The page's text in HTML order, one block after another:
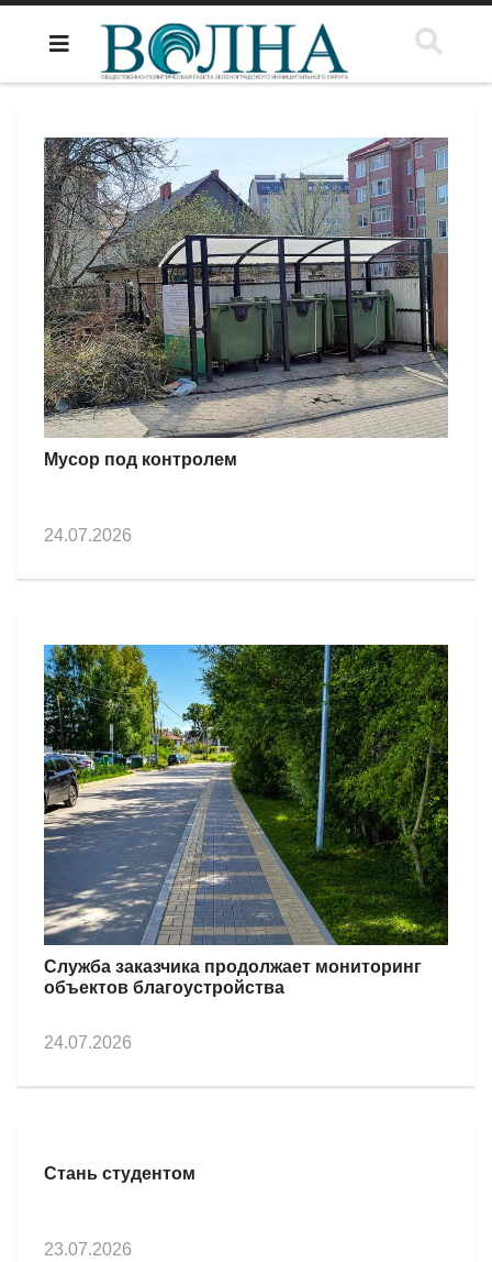
Мусор под контролем
24.07.2026
Служба заказчика продолжает мониторинг
объектов благоустройства
24.07.2026
Стань студентом
23.07.2026